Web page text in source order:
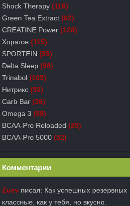
Shock Therapy (116)
Green Tea Extract (62)
СREATINE Power (128)
Хорагон (115)
SPORTEIN (55)
Delta Sleep (98)
Trinabol (105)
Нитрикс (92)
Carb Bar (36)
Omega 3 (58)
BCAA-Pro Reloaded (25)
BCAA-Pro 5000 (52)
Комментарии
Zuev писал: Как успешных резервных
классные, как у тебя, но вкусно.